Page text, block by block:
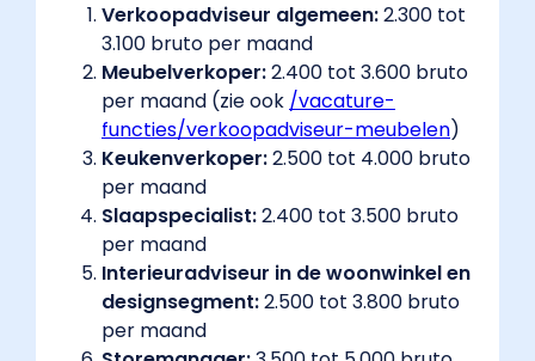
Verkoopadviseur algemeen:2.300 tot
3.100 bruto per maand
Meubelverkoper:2.400 tot 3.600 bruto
per maand (zie ook /vacature-
functies/verkoopadviseur-meubelen​)
Keukenverkoper:2.500 tot 4.000 bruto
per maand
Slaapspecialist:2.400 tot 3.500 bruto
per maand
Interieuradviseur in de woonwinkel en
designsegment:2.500 tot 3.800 bruto
per maand